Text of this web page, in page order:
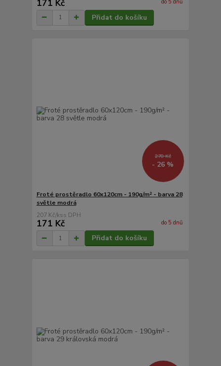
171 Kč do 5 dnů
Přidat do košíku
278 Kč
- 26 %
Froté prostěradlo 60x120cm - 190g/m² - barva 28
světle modrá
207 Kč/ks
171 Kč do 5 dnů
Přidat do košíku